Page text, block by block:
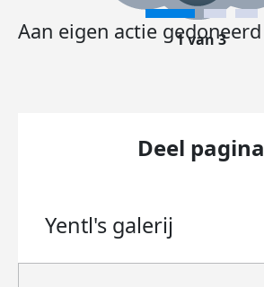
Aan eigen actie gedoneerd
1 van 3
Deel pagina
Yentl's galerij